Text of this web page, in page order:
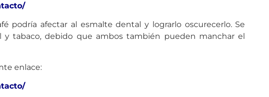
podría afectar al esmalte dental y lograrlo oscurecerlo. Se
tabaco, debido que ambos también pueden manchar el
enlace: